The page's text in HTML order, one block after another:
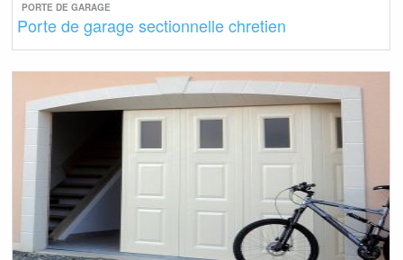
PORTE DE GARAGE
Porte de garage sectionnelle chretien